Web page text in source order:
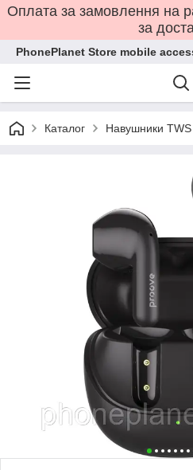
Оплата за замовлення на
за
PhonePlanet Store mobile
Каталог Навушники